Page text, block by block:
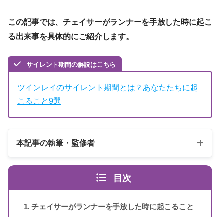
この記事では、チェイサーがランナーを手放した時に起こ
る出来事を具体的にご紹介します。
サイレント期間の解説はこちら
ツインレイのサイレント期間とは？あなたたちに起
こること9選
本記事の執筆・監修者
目次
チェイサーがランナーを手放した時に起こること